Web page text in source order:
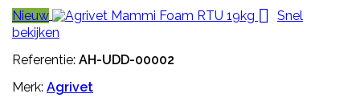
Nieuw

Snel
bekijken
Referentie: AH-UDD-00002
Merk: Agrivet